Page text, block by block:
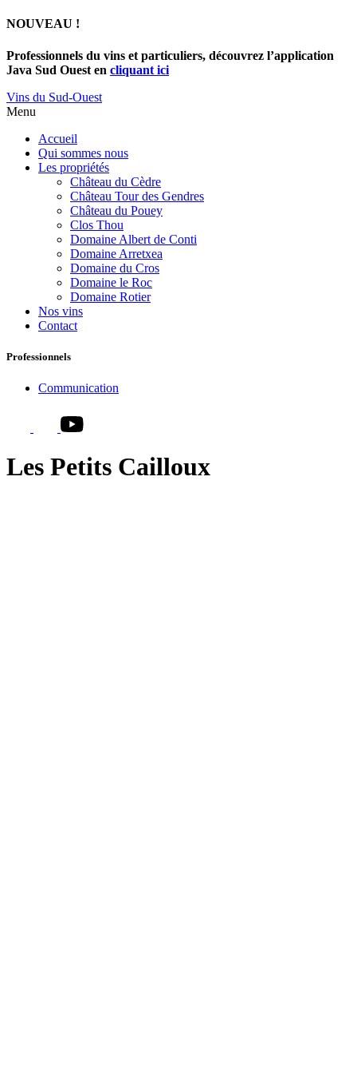
NOUVEAU !
Professionnels du vins et particuliers, découvrez l’application
Java Sud Ouest en cliquant ici
Vins du Sud-Ouest
Menu
Accueil
Qui sommes nous
Les propriétés
Château du Cèdre
Château Tour des Gendres
Château du Pouey
Clos Thou
Domaine Albert de Conti
Domaine Arretxea
Domaine du Cros
Domaine le Roc
Domaine Rotier
Nos vins
Contact
Professionnels
Communication
Les Petits Cailloux